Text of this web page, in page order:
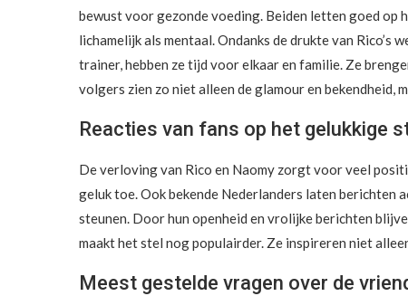
bewust voor gezonde voeding. Beiden letten goed op
lichamelijk als mentaal. Ondanks de drukte van Rico’s
trainer, hebben ze tijd voor elkaar en familie. Ze
volgers zien zo niet alleen de glamour en bekendheid,
Reacties van fans op het gelukkige
De verloving van Rico en Naomy zorgt voor veel
geluk toe. Ook bekende Nederlanders laten berichten
steunen. Door hun openheid en vrolijke berichten
maakt het stel nog populairder. Ze inspireren niet
Meest gestelde vragen over de